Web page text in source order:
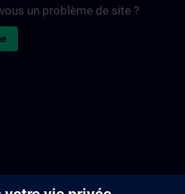
un problème de site ?